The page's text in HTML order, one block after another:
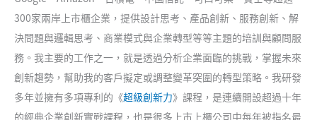
300家兩岸上市櫃企業，提供設計思考、產品創新、服務創新、解
決問題與邏輯思考、商業模式與企業轉型等等主題的培訓與顧問服
務。我主要的工作之一，就是透過分析企業面臨的挑戰，掌握未來
創新趨勢，幫助我的客戶擬定或調整變革突圍的轉型策略。我研發
多年並擁有多項專利的《超級創新力》課程，是連續開設超過十年
的經典企業創新實戰課程，也是很多上市上櫃公司中每年被指名最